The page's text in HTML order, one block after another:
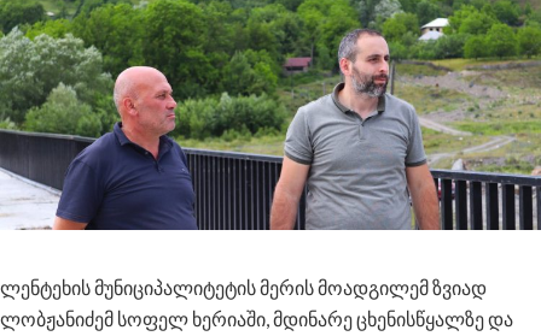
ლენტეხის მუნიციპალიტეტის მერის მოადგილემ ზვიად
ლობჟანიძემ სოფელ ხერიაში, მდინარე ცხენისწყალზე და